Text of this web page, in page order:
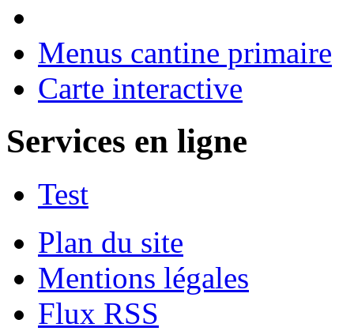
Menus cantine primaire
Carte interactive
Services en ligne
Test
Plan du site
Mentions légales
Flux RSS